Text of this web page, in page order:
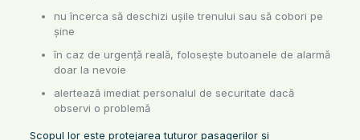
nu încerca să deschizi ușile trenului sau să cobori pe
șine
în caz de urgență reală, folosește butoanele de alarmă
doar la nevoie
alertează imediat personalul de securitate dacă
observi o problemă
Scopul lor este protejarea tuturor pasagerilor și